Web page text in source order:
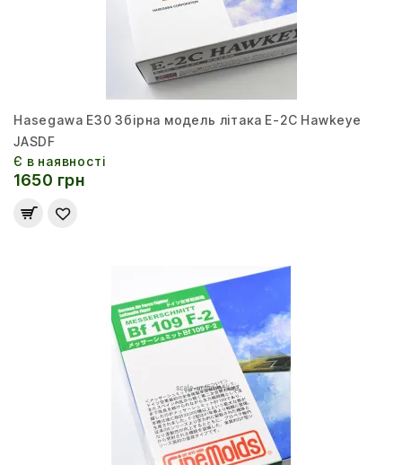
Hasegawa E30 Збірна модель літака E-2C Hawkeye
JASDF
Є в наявності
1650 грн